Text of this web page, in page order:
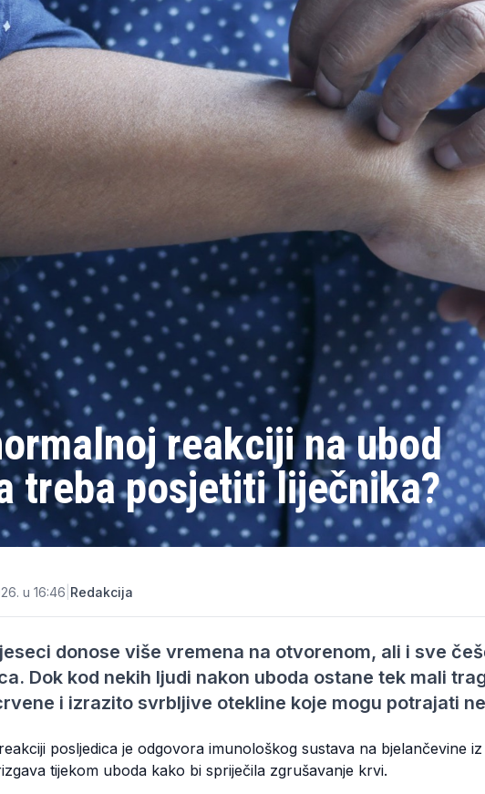
reakciji na ubod
treba posjetiti liječnika?
u 16:46 Redakcija
donose više vremena na otvorenom, ali i sve
Dok kod nekih ljudi nakon uboda ostane tek mali
i izrazito svrbljive otekline koje mogu potrajati
posljedica je odgovora imunološkog sustava na bjelančevine
tijekom uboda kako bi spriječila zgrušavanje krvi.